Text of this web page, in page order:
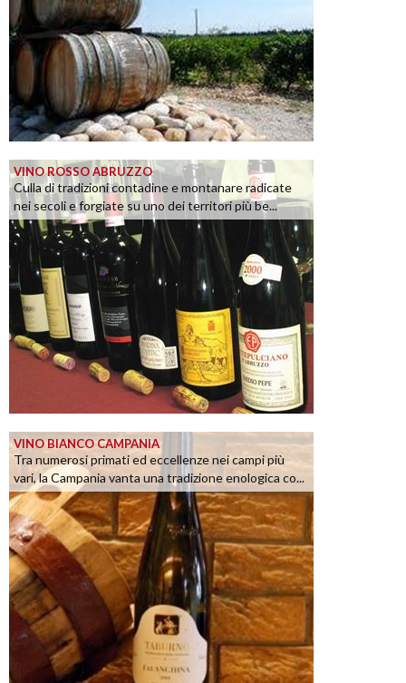
VINO ROSSO ABRUZZO
Culla di tradizioni contadine e montanare radicate
nei secoli e forgiate su uno dei territori più be...
VINO BIANCO CAMPANIA
Tra numerosi primati ed eccellenze nei campi più
vari, la Campania vanta una tradizione enologica co...